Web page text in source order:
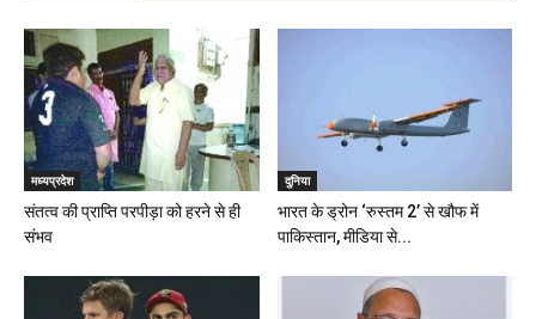
मध्यप्रदेश
संतत्व की प्राप्ति परपीड़ा को हरने से ही
संभव
दुनिया
भारत के ड्रोन ‘रुस्तम 2’ से खौफ में
पाकिस्तान, मीडिया से...